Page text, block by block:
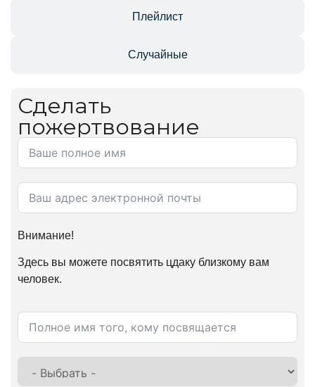
Плейлист
Случайные
Сделать
пожертвование
Внимание!
Здесь вы можете посвятить цдаку близкому вам
человек.